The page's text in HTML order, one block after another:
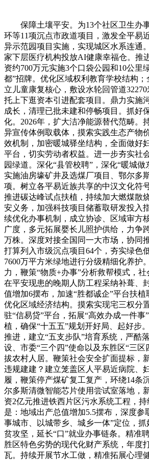
保障土壤平安。为13个社区卫生办事
环等11项沉点市政道项目，激发全平易
异示范园项目实施，实现城区水系连通
家下层医疗机构投放AI健康幸福仓。推
资约700万元实施3个口袋公园和10公
都”招牌。优化区域权利教育学校结构
立儿童康复核心，敷设水轮回管道
托上下逛资本引进配套项目。鼎力实施
成长，清理已批未建和停畅项目。抓好
化。2026年，扩大洁净能源替代范畴。
异宣传体例取载体，摸索实践生态产物
效机制，加密暖城驿坐结构，全面做好
平台，切实劳动者权益。进一步夯实社
园绿道。深化“县管校聘”，深化“暖城
实施油房壕矿井及选煤厂项目、鄂尔多
项。树立各平易近族共享的中汉文化符
推进碳达峰试点扶植，持续加大燃煤散
安义务，加强科技项目储蓄取研发投入
续优化办事机制，成立协诊、区域审方
广度，多元拓展婴长儿照护供给，力争
万株。深度对接全国同一大市场，协同
打算列入市级沉点项目64个，夯实绿色
7600万平方米绿地进行分级精细化养
力，鞭策“物质+办事”分析救帮模式，
在平安现患的晚期人防工程采纳补葺、
值增加6摆布，加速“胜都诚企”平台扶
优化区域经济结构。摸索实现宅三权分
驻“信易贷”平台，拓展“高效办成一件
植，确保“十五五”规划开好局、起好步
推进，建立“五支步队”培育系统，严酷
设、市委“三个四”使命以及东胜区“三
拔农村人居。鞭策社会安全扩面提标，
违规建建？建立笼盖区人平易近病院、
履，鞭策停产煤矿复工复产，环绕14条
尔多斯清微智能芯片使用尝试室落地，
资2亿元推进铁西片区污水系统工程，
是：地域出产总值增加5.5摆布，深度
事城市、以城带乡、城乡一体”定位，
贫攻坚，延长“口”就业办事链条。精准
胜区特色劣势的现代化财产系统，年度
瓦。持续开展节水工做，精准拓展心理